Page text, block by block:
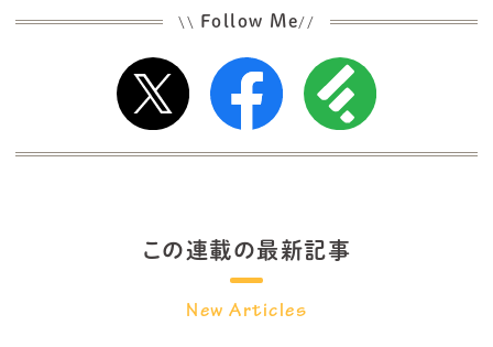
\\ Follow Me//
この連載の最新記事